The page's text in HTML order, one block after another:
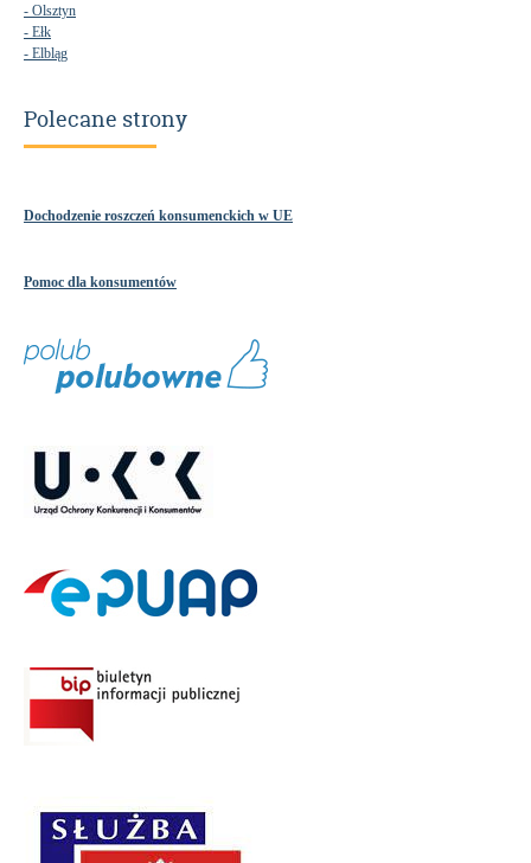
- Olsztyn
- Ełk
- Elbląg
Polecane strony
Dochodzenie roszczeń konsumenckich w UE
Pomoc dla konsumentów